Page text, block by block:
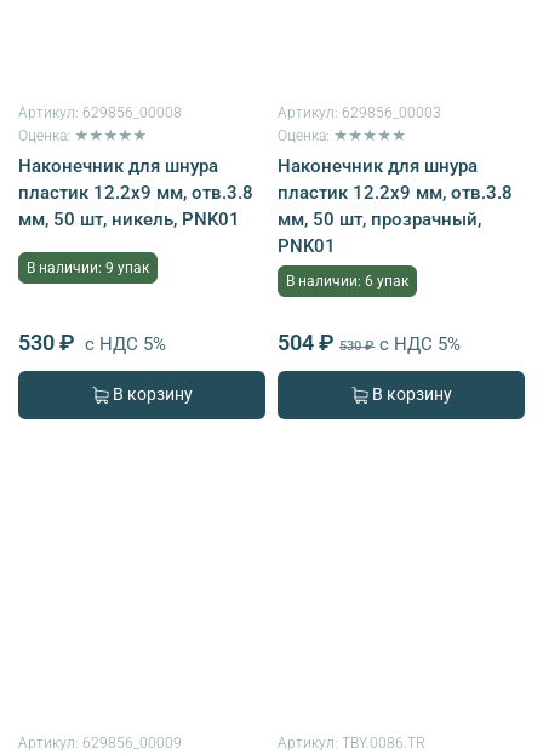
Артикул: 629856_00008
Оценка: ★★★★★
Наконечник для шнура
пластик 12.2х9 мм, отв.3.8
мм, 50 шт, никель, PNK01
В наличии: 9 упак
530 ₽ с НДС 5%
В корзину
Артикул: 629856_00003
Оценка: ★★★★★
Наконечник для шнура
пластик 12.2х9 мм, отв.3.8
мм, 50 шт, прозрачный,
PNK01
В наличии: 6 упак
504 ₽ 530 ₽ с НДС 5%
В корзину
Артикул: 629856_00009
Артикул: TBY.0086.TR